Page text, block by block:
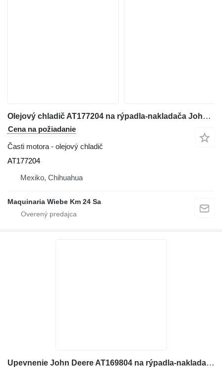
Olejový chladič AT177204 na rýpadla-nakladača John Deere 310G
Cena na požiadanie
Časti motora - olejový chladič
AT177204
Mexiko, Chihuahua
Maquinaria Wiebe Km 24 Sa
Upevnenie John Deere AT169804 na rýpadla-nakladača John Deere 310G